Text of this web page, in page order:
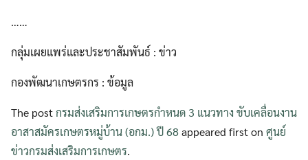
……
กลุ่มเผยแพร่และประชาสัมพันธ์ : ข่าว
กองพัฒนาเกษตรกร : ข้อมูล
The postกรมส่งเสริมการเกษตรกำหนด 3 แนวทาง ขับเคลื่อนงาน
อาสาสมัครเกษตรหมู่บ้าน (อกม.) ปี 68appeared first on ศูนย์
ข่าวกรมส่งเสริมการเกษตร.